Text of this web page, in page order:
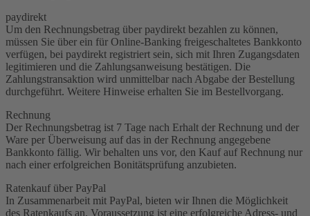
paydirekt
Um den Rechnungsbetrag über paydirekt bezahlen zu können,
müssen Sie über ein für Online-Banking freigeschaltetes Bankkonto
verfügen, bei paydirekt registriert sein, sich mit Ihren Zugangsdaten
legitimieren und die Zahlungsanweisung bestätigen. Die
Zahlungstransaktion wird unmittelbar nach Abgabe der Bestellung
durchgeführt. Weitere Hinweise erhalten Sie im Bestellvorgang.
Rechnung
Der Rechnungsbetrag ist 7 Tage nach Erhalt der Rechnung und der
Ware per Überweisung auf das in der Rechnung angegebene
Bankkonto fällig. Wir behalten uns vor, den Kauf auf Rechnung nur
nach einer erfolgreichen Bonitätsprüfung anzubieten.
Ratenkauf über PayPal
In Zusammenarbeit mit PayPal, bieten wir Ihnen die Möglichkeit
des Ratenkaufs an. Voraussetzung ist eine erfolgreiche Adress- und